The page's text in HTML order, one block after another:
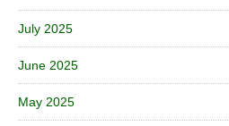
July 2025
June 2025
May 2025